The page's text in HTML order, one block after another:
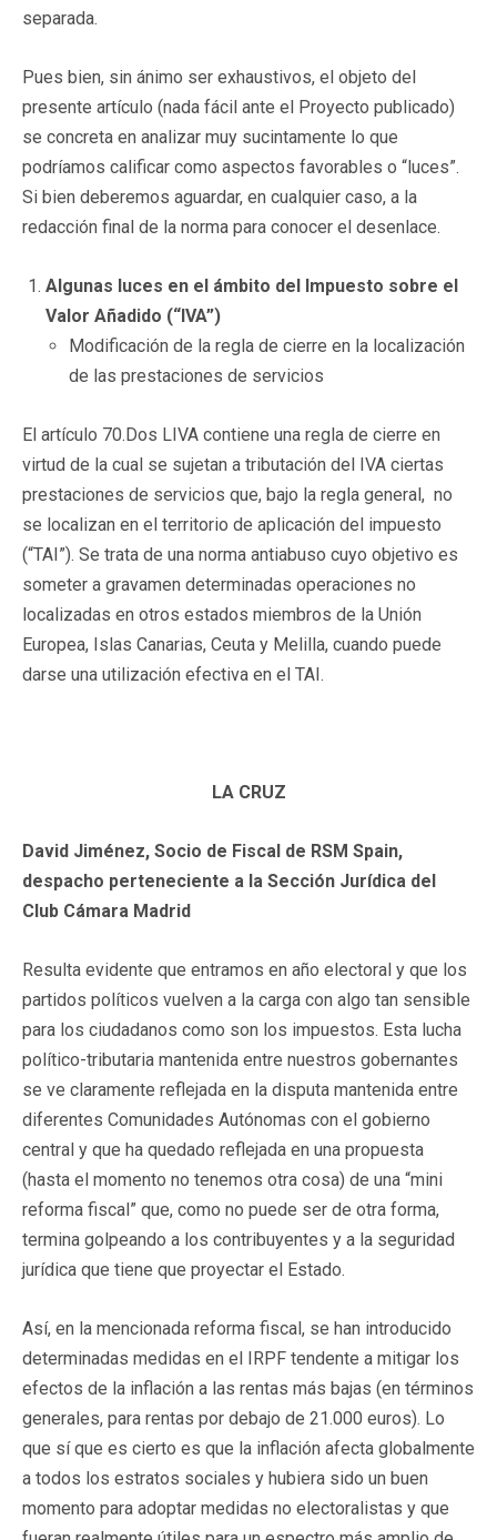
separada.
Pues bien, sin ánimo ser exhaustivos, el objeto del
presente artículo (nada fácil ante el Proyecto publicado)
se concreta en analizar muy sucintamente lo que
podríamos calificar como aspectos favorables o “luces”.
Si bien deberemos aguardar, en cualquier caso, a la
redacción final de la norma para conocer el desenlace.
Algunas luces en el ámbito del Impuesto sobre el
Valor Añadido (“IVA”)
Modificación de la regla de cierre en la localización
de las prestaciones de servicios
El artículo 70.Dos LIVA contiene una regla de cierre en
virtud de la cual se sujetan a tributación del IVA ciertas
prestaciones de servicios que, bajo la regla general, no
se localizan en el territorio de aplicación del impuesto
(“TAI”). Se trata de una norma antiabuso cuyo objetivo es
someter a gravamen determinadas operaciones no
localizadas en otros estados miembros de la Unión
Europea, Islas Canarias, Ceuta y Melilla, cuando puede
darse una utilización efectiva en el TAI.
LA CRUZ
David Jiménez, Socio de Fiscal de RSM Spain,
despacho perteneciente a la Sección Jurídica del
Club Cámara Madrid
Resulta evidente que entramos en año electoral y que los
partidos políticos vuelven a la carga con algo tan sensible
para los ciudadanos como son los impuestos. Esta lucha
político-tributaria mantenida entre nuestros gobernantes
se ve claramente reflejada en la disputa mantenida entre
diferentes Comunidades Autónomas con el gobierno
central y que ha quedado reflejada en una propuesta
(hasta el momento no tenemos otra cosa) de una “mini
reforma fiscal” que, como no puede ser de otra forma,
termina golpeando a los contribuyentes y a la seguridad
jurídica que tiene que proyectar el Estado.
Así, en la mencionada reforma fiscal, se han introducido
determinadas medidas en el IRPF tendente a mitigar los
efectos de la inflación a las rentas más bajas (en términos
generales, para rentas por debajo de 21.000 euros). Lo
que sí que es cierto es que la inflación afecta globalmente
a todos los estratos sociales y hubiera sido un buen
momento para adoptar medidas no electoralistas y que